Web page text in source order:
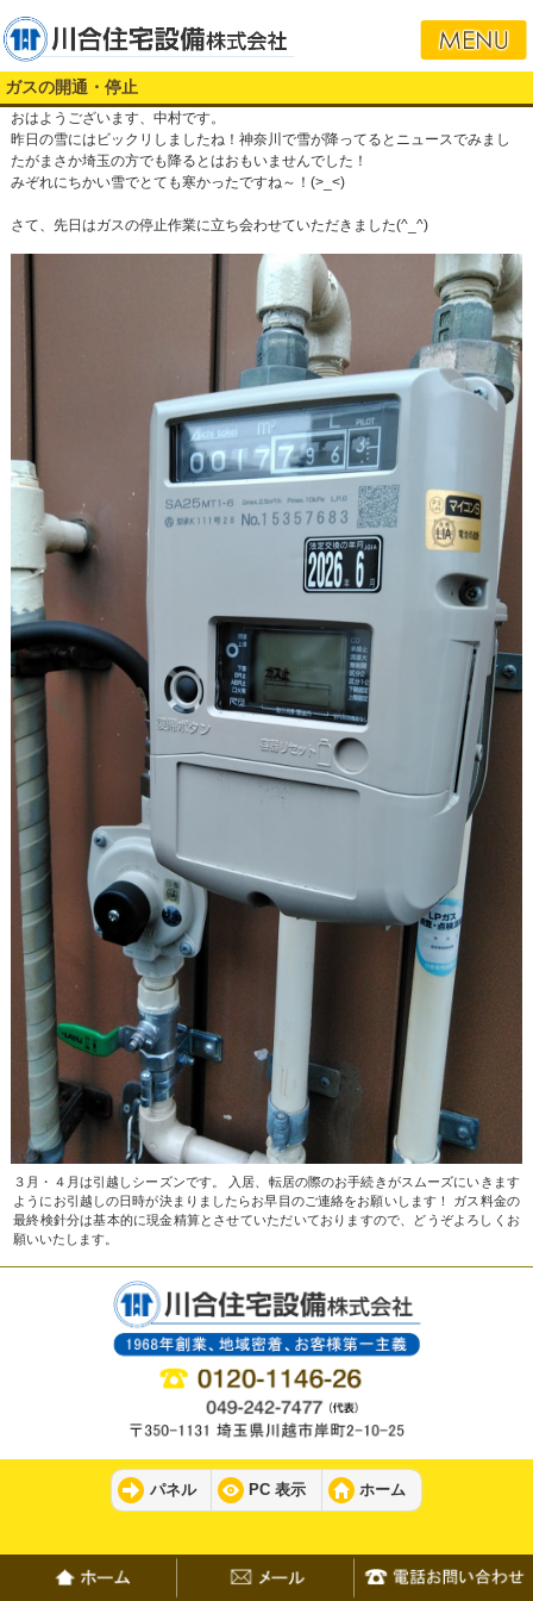
ガスの開通・停止
おはようございます、中村です。
昨日の雪にはビックリしましたね！神奈川で雪が降ってるとニュースでみまし
たがまさか埼玉の方でも降るとはおもいませんでした！
みぞれにちかい雪でとても寒かったですね～！(>_<)
さて、先日はガスの停止作業に立ち会わせていただきました(^_^)
３月・４月は引越しシーズンです。 入居、転居の際のお手続きがスムーズにいきます
ようにお引越しの日時が決まりましたらお早目のご連絡をお願いします！ ガス料金の
最終検針分は基本的に現金精算とさせていただいておりますので、どうぞよろしくお
願いいたします。
パネル PC 表示 ホーム